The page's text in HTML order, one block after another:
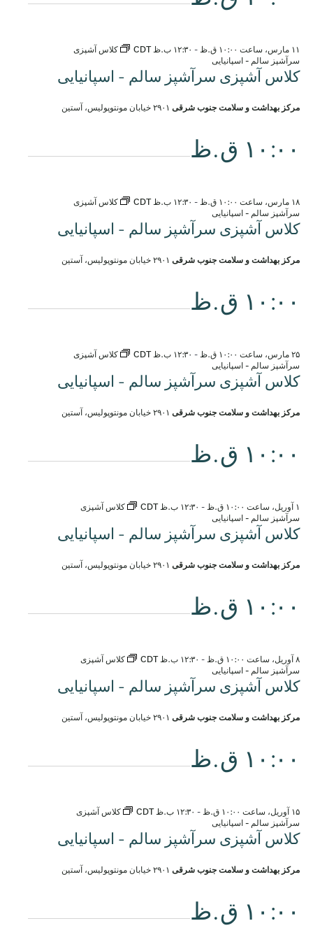
کلاس آشپزی سرآشپز سالم - اسپانیایی
۱۱ مارس، ساعت ۱۰:۰۰ ق.ظ - ۱۲:۳۰ ب.ظ CDT
کلاس آشپزی
سرآشپز سالم - اسپانیایی
مرکز بهداشت و سلامت جنوب شرقی ۲۹۰۱ خیابان مونتوپولیس، آستین
۱۰:۰۰ ق.ظ
کلاس آشپزی سرآشپز سالم - اسپانیایی
۱۸ مارس، ساعت ۱۰:۰۰ ق.ظ - ۱۲:۳۰ ب.ظ CDT
کلاس آشپزی
سرآشپز سالم - اسپانیایی
مرکز بهداشت و سلامت جنوب شرقی ۲۹۰۱ خیابان مونتوپولیس، آستین
۱۰:۰۰ ق.ظ
کلاس آشپزی سرآشپز سالم - اسپانیایی
۲۵ مارس، ساعت ۱۰:۰۰ ق.ظ - ۱۲:۳۰ ب.ظ CDT
کلاس آشپزی
سرآشپز سالم - اسپانیایی
مرکز بهداشت و سلامت جنوب شرقی ۲۹۰۱ خیابان مونتوپولیس، آستین
۱۰:۰۰ ق.ظ
کلاس آشپزی سرآشپز سالم - اسپانیایی
۱ آوریل، ساعت ۱۰:۰۰ ق.ظ - ۱۲:۳۰ ب.ظ CDT
کلاس آشپزی
سرآشپز سالم - اسپانیایی
مرکز بهداشت و سلامت جنوب شرقی ۲۹۰۱ خیابان مونتوپولیس، آستین
۱۰:۰۰ ق.ظ
کلاس آشپزی سرآشپز سالم - اسپانیایی
۸ آوریل، ساعت ۱۰:۰۰ ق.ظ - ۱۲:۳۰ ب.ظ CDT
کلاس آشپزی
سرآشپز سالم - اسپانیایی
مرکز بهداشت و سلامت جنوب شرقی ۲۹۰۱ خیابان مونتوپولیس، آستین
۱۰:۰۰ ق.ظ
کلاس آشپزی سرآشپز سالم - اسپانیایی
۱۵ آوریل، ساعت ۱۰:۰۰ ق.ظ - ۱۲:۳۰ ب.ظ CDT
کلاس آشپزی
سرآشپز سالم - اسپانیایی
مرکز بهداشت و سلامت جنوب شرقی ۲۹۰۱ خیابان مونتوپولیس، آستین
۱۰:۰۰ ق.ظ